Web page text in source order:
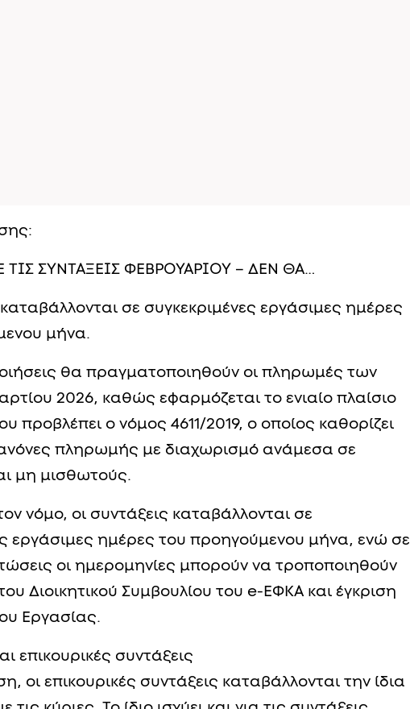
ΣΥΝΤΑΞΕΙΣ ΦΕΒΡΟΥΑΡΙΟΥ – ΔΕΝ ΘΑ…
σε συγκεκριμένες εργάσιμες ημέρες
μήνα.
θα πραγματοποιηθούν οι πληρωμές των
2026, καθώς εφαρμόζεται το ενιαίο πλαίσιο
προβλέπει ο νόμος 4611/2019, ο οποίος καθορίζει
πληρωμής με διαχωρισμό ανάμεσα σε
μη μισθωτούς.
νόμο, οι συντάξεις καταβάλλονται σε
εργάσιμες ημέρες του προηγούμενου μήνα, ενώ σε
οι ημερομηνίες μπορούν να τροποποιηθούν
Διοικητικού Συμβουλίου του e-ΕΦΚΑ και έγκριση
Εργασίας.
επικουρικές συντάξεις
οι επικουρικές συντάξεις καταβάλλονται την ίδια